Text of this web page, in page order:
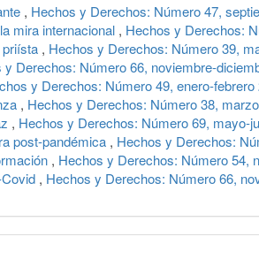
, Hechos y Derechos: Número 47,
mira internacional , Hechos y Derechos:
, Hechos y Derechos: Número 39,
y Derechos: Número 66, noviembre-
y Derechos: Número 49, enero-febrero
, Hechos y Derechos: Número 38,
, Hechos y Derechos: Número 69, mayo-
post-pandémica , Hechos y Derechos:
, Hechos y Derechos: Número 54,
, Hechos y Derechos: Número 66,